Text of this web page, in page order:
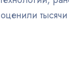
тысячи